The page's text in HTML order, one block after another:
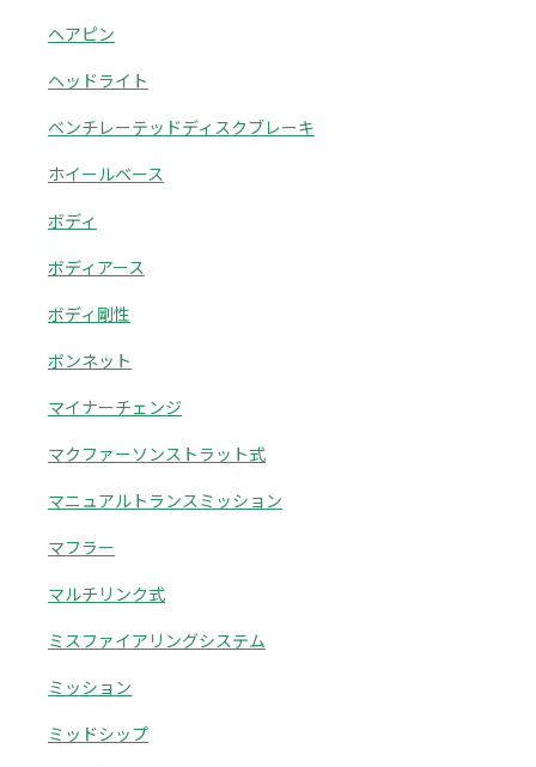
ヘアピン
ヘッドライト
ベンチレーテッドディスクブレーキ
ホイールベース
ボディ
ボディアース
ボディ剛性
ボンネット
マイナーチェンジ
マクファーソンストラット式
マニュアルトランスミッション
マフラー
マルチリンク式
ミスファイアリングシステム
ミッション
ミッドシップ